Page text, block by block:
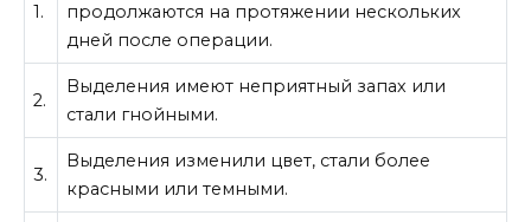
1.
продолжаются на протяжении нескольких
дней после операции.
2.
Выделения имеют неприятный запах или
стали гнойными.
3.
Выделения изменили цвет, стали более
красными или темными.